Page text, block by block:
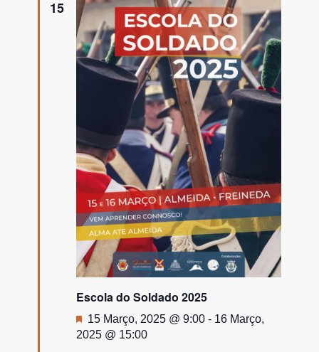
15
Escola do Soldado 2025
Destaque
15 Março, 2025 @ 9:00 - 16 Março,
2025 @ 15:00